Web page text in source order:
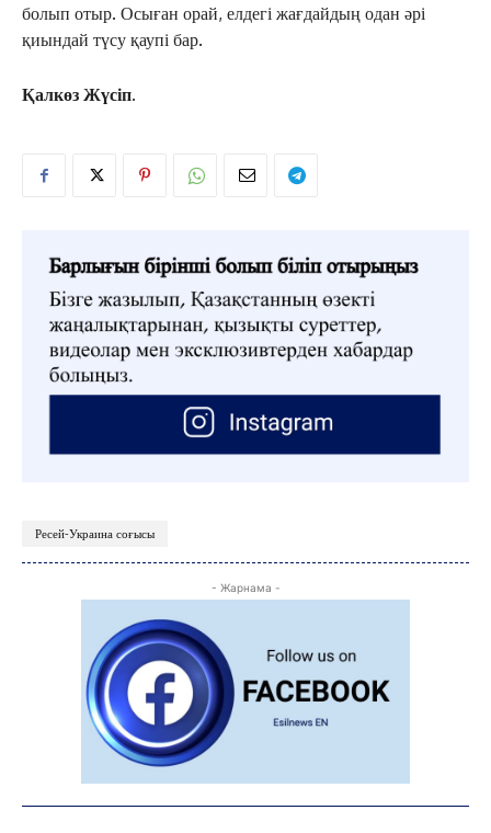
болып отыр. Осыған орай, елдегі жағдайдың одан әрі
қиындай түсу қаупі бар.
Қалкөз Жүсіп.
Ресей-Украина соғысы
- Жарнама -